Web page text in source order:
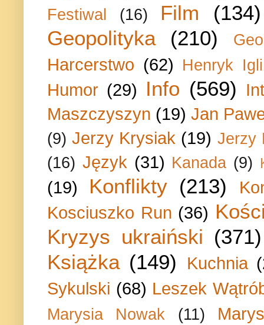
Festiwal (16) Film
(134)
Geopolityka
(210)
Harcerstwo (62) Henryk
Humor (29) Info (569)
Maszczyszyn (19) Jan
(9) Jerzy Krysiak (19) Jerzy
(16) Język (31) Kanada (9)
(19) Konflikty (213)
Kosciuszko Run (36)
Kryzys ukraiński (371)
Książka (149) Kuchnia
Sykulski (68) Leszek
Marysia Nowak (11)